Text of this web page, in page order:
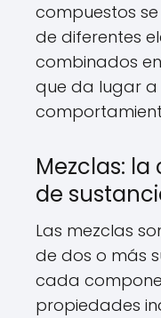
compuestos
de diferentes
combinados
que da lugar
Mezclas:
de
Las mezclas
de dos o más
cada
propiedades